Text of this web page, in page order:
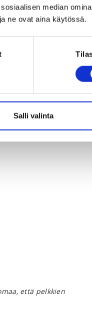
median
ne ovat aina käytössä.
Salli valinta
kiekkoja vain
ostetut
että pelkkien